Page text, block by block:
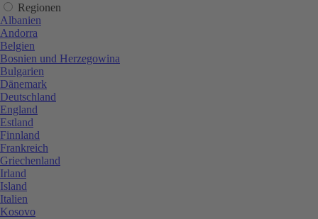
Regionen
Albanien
Andorra
Belgien
Bosnien und Herzegowina
Bulgarien
Dänemark
Deutschland
England
Estland
Finnland
Frankreich
Griechenland
Irland
Island
Italien
Kosovo